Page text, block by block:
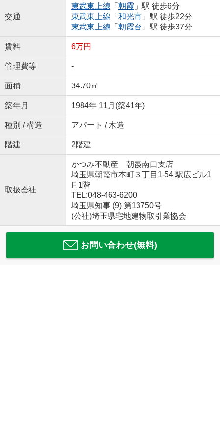
交通
東武東上線 「 朝霞 」駅 徒歩6分
東武東上線 「 和光市」駅 徒歩22分
東武東上線 「 朝霞台 」駅 徒歩37分
賃料 6万円
管理費等 -
面積 34.70㎡
築年月 1984年 11月(築41年)
種別 / 構造 アパート / 木造
階建 2階建
取扱会社
かつみ不動産 朝霞南口支店
埼玉県朝霞市本町３丁目1-54 駅広ビル1
F 1階
TEL:048-463-6200
埼玉県知事 (9) 第13750号
(公社)埼玉県宅地建物取引業協会
お問い合わせ(無料)